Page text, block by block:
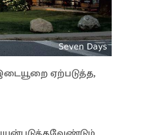
ஏற்படுத்த,